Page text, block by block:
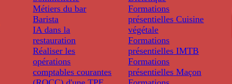
Métiers du bar
Barista
IA dans la
restauration
Réaliser les
opérations
comptables courantes
Formations
présentielles Cuisine
végétale
Formations
présentielles IMTB
Formations
présentielles Maçon